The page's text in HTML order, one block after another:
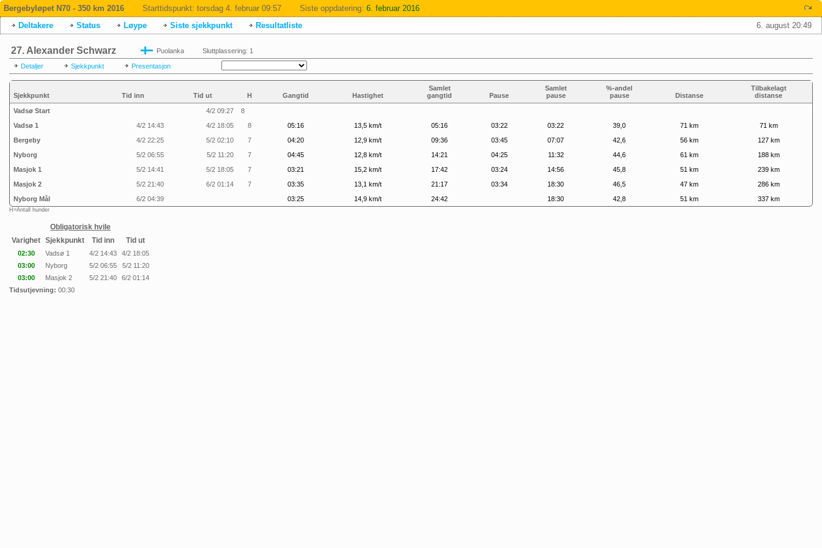
Bergebyløpet N70 - 350 km 2016 Starttidspunkt: torsdag 4. februar 09:57 Siste oppdatering: 6. februar 2016
6. august 20:49
Deltakere Status Løype Siste sjekkpunkt Resultatliste
27. Alexander Schwarz Puolanka Sluttplassering: 1
Detaljer Sjekkpunkt Presentasjon
Sjekkpunkt Tid inn Tid ut H Gangtid Hastighet
Samlet
gangtid
Pause
Samlet
pause
%-andel
pause
Distanse
Tilbakelagt
distanse
Vadsø Start 4/2 09:27
8
Vadsø 1
4/2 14:43 4/2 18:05 8 05:16 13,5 km/t 05:16 03:22 03:22 39,0 71 km
71 km
Bergeby
4/2 22:25 5/2 02:10 7 04:20 12,9 km/t 09:36 03:45 07:07 42,6 56 km
127 km
Nyborg
5/2 06:55 5/2 11:20 7 04:45 12,8 km/t 14:21 04:25 11:32 44,6 61 km
188 km
Masjok 1
5/2 14:41 5/2 18:05 7 03:21 15,2 km/t 17:42 03:24 14:56 45,8 51 km
239 km
Masjok 2
5/2 21:40 6/2 01:14 7 03:35 13,1 km/t 21:17 03:34 18:30 46,5 47 km
286 km
Nyborg Mål
6/2 04:39 03:25 14,9 km/t 24:42 18:30 42,8 51 km 337 km
H=Antall hunder
Obligatorisk hvile
Varighet Sjekkpunkt Tid inn Tid ut
02:30 Vadsø 1 4/2 14:43
4/2 18:05
03:00
Nyborg 5/2 06:55
5/2 11:20
03:00
Masjok 2 5/2 21:40
6/2 01:14
Tidsutjevning: 00:30